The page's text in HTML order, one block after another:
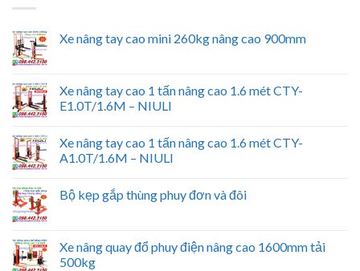
Xe nâng tay cao mini 260kg nâng cao 900mm
Xe nâng tay cao 1 tấn nâng cao 1.6 mét CTY-
E1.0T/1.6M – NIULI
Xe nâng tay cao 1 tấn nâng cao 1.6 mét CTY-
A1.0T/1.6M – NIULI
Bộ kẹp gắp thùng phuy đơn và đôi
Xe nâng quay đổ phuy điện nâng cao 1600mm tải
500kg